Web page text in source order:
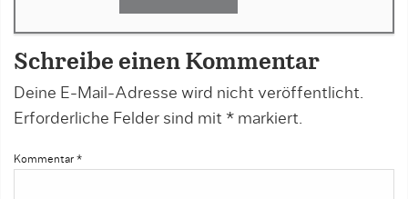
Schreibe einen Kommentar
Deine E-Mail-Adresse wird nicht veröffentlicht.
Erforderliche Felder sind mit * markiert.
Kommentar *